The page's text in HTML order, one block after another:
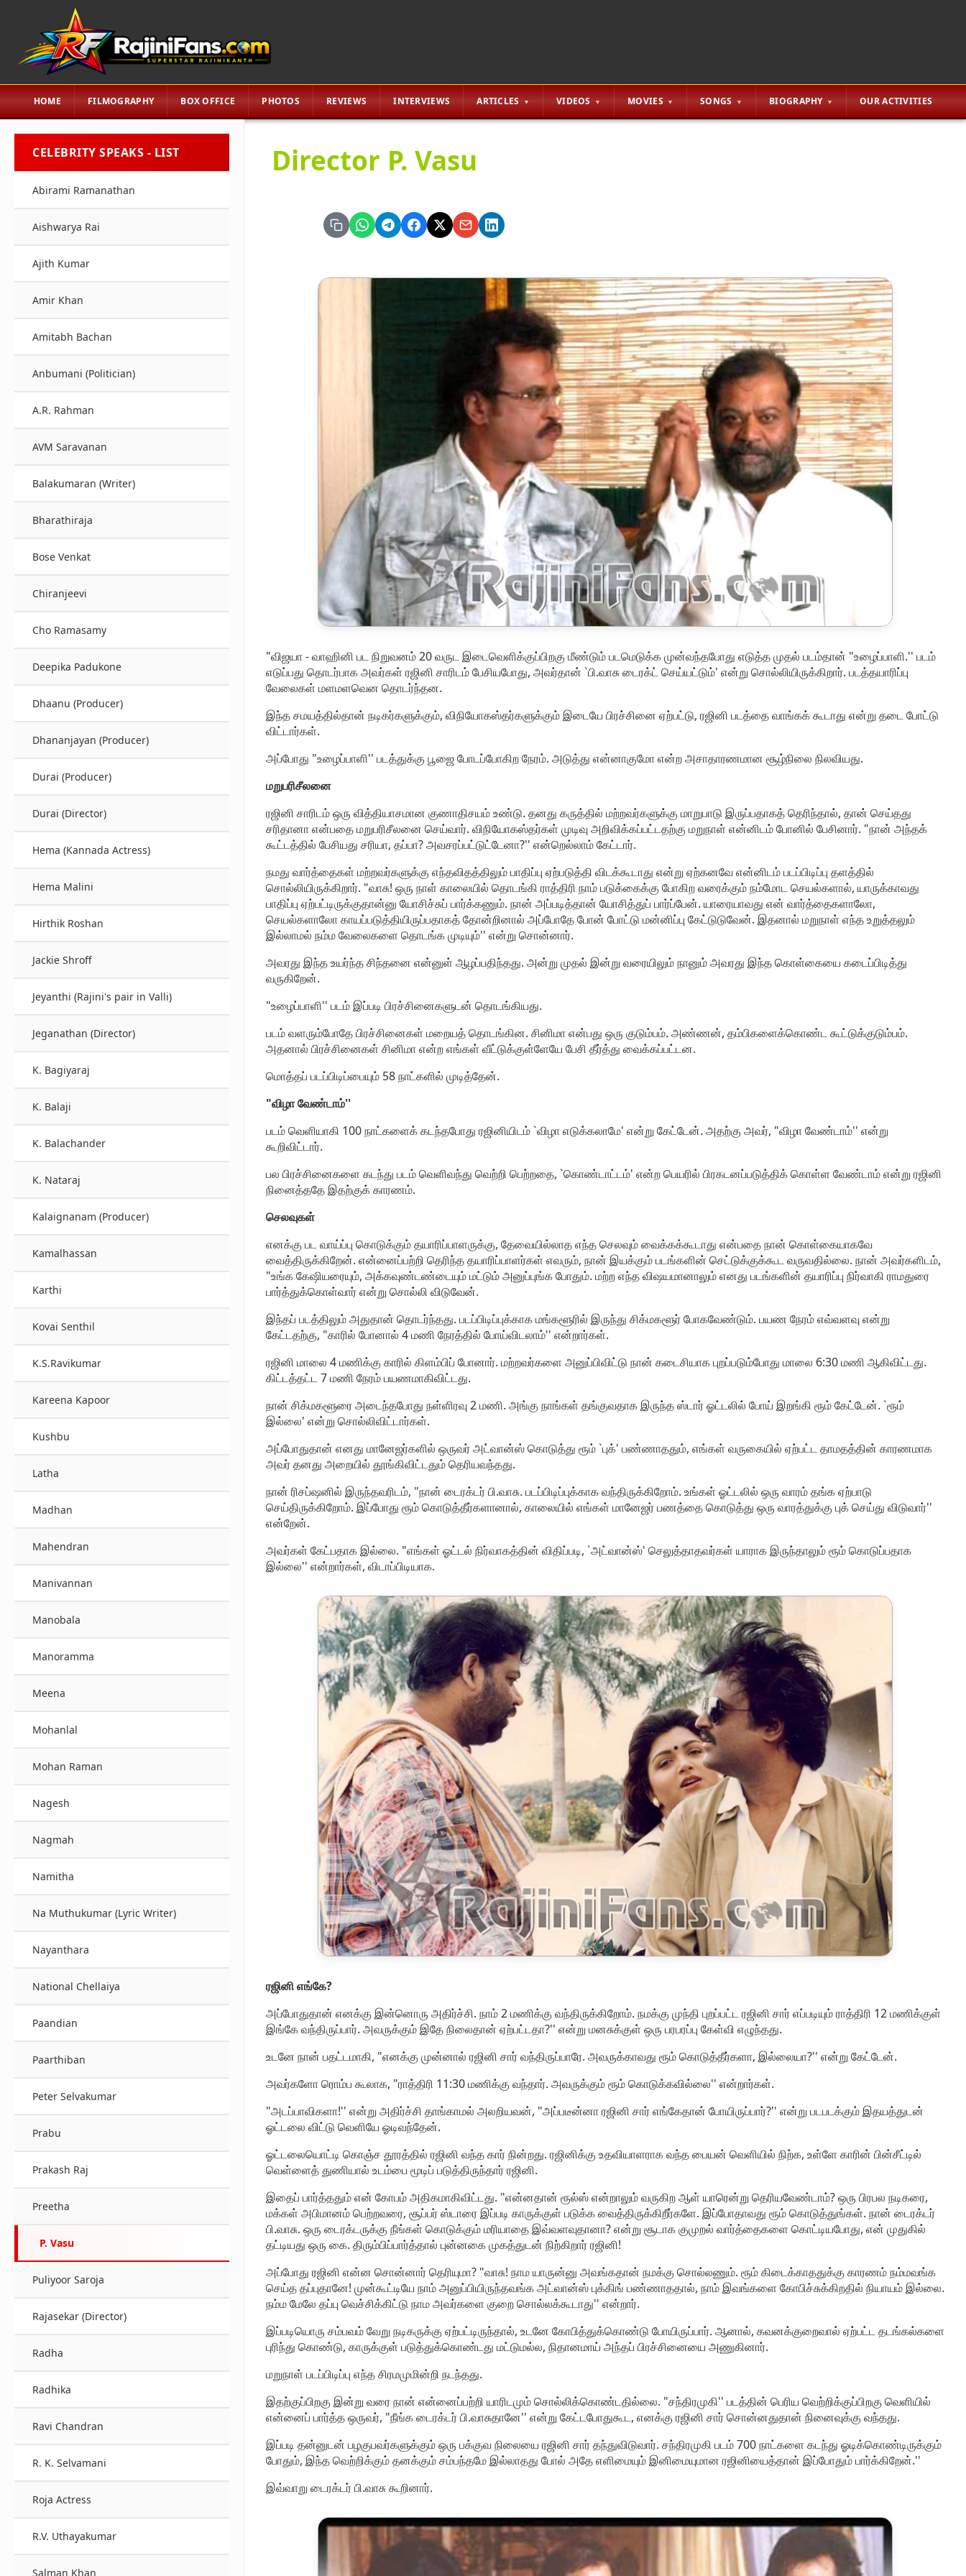
HOME FILMOGRAPHY BOX OFFICE PHOTOS REVIEWS INTERVIEWS ARTICLES VIDEOS MOVIES SONGS BIOGRAPHY OUR ACTIVITIES
CELEBRITY SPEAKS - LIST
Abirami Ramanathan
Aishwarya Rai
Ajith Kumar
Amir Khan
Amitabh Bachan
Anbumani (Politician)
A.R. Rahman
AVM Saravanan
Balakumaran (Writer)
Bharathiraja
Bose Venkat
Chiranjeevi
Cho Ramasamy
Deepika Padukone
Dhaanu (Producer)
Dhananjayan (Producer)
Durai (Producer)
Durai (Director)
Hema (Kannada Actress)
Hema Malini
Hirthik Roshan
Jackie Shroff
Jeyanthi (Rajini's pair in Valli)
Jeganathan (Director)
K. Bagiyaraj
K. Balaji
K. Balachander
K. Nataraj
Kalaignanam (Producer)
Kamalhassan
Karthi
Kovai Senthil
K.S.Ravikumar
Kareena Kapoor
Kushbu
Latha
Madhan
Mahendran
Manivannan
Manobala
Manoramma
Meena
Mohanlal
Mohan Raman
Nagesh
Nagmah
Namitha
Na Muthukumar (Lyric Writer)
Nayanthara
National Chellaiya
Paandian
Paarthiban
Peter Selvakumar
Prabu
Prakash Raj
Preetha
P. Vasu
Puliyoor Saroja
Rajasekar (Director)
Radha
Radhika
Ravi Chandran
R. K. Selvamani
Roja Actress
R.V. Uthayakumar
Salman Khan
Director P. Vasu
"விஜயா - வாஹினி பட நிறுவனம் 20 வருட இடைவெளிக்குப்பிறகு மீண்டும் படமெடுக்க முன்வந்தபோது எடுத்த முதல் படம்தான் "உழைப்பாளி.'' படம்
எடுப்பது தொடர்பாக அவர்கள் ரஜினி சாரிடம் பேசியபோது, அவர்தான் `பி.வாசு டைரக்ட் செய்யட்டும்' என்று சொல்லியிருக்கிறார். படத்தயாரிப்பு
வேலைகள் மளமளவென தொடர்ந்தன.
இந்த சமயத்தில்தான் நடிகர்களுக்கும், விநியோகஸ்தர்களுக்கும் இடையே பிரச்சினை ஏற்பட்டு, ரஜினி படத்தை வாங்கக் கூடாது என்று தடை போட்டு
விட்டார்கள்.
அப்போது "உழைப்பாளி'' படத்துக்கு பூஜை போடப்போகிற நேரம். அடுத்து என்னாகுமோ என்ற அசாதாரணமான சூழ்நிலை நிலவியது.
மறுபரிசீலனை
ரஜினி சாரிடம் ஒரு வித்தியாசமான குணாதிசயம் உண்டு. தனது கருத்தில் மற்றவர்களுக்கு மாறுபாடு இருப்பதாகத் தெரிந்தால், தான் செய்தது
சரிதானா என்பதை மறுபரிசீலனை செய்வார். விநியோகஸ்தர்கள் முடிவு அறிவிக்கப்பட்டதற்கு மறுநாள் என்னிடம் போனில் பேசினார். "நான் அந்தக்
கூட்டத்தில் பேசியது சரியா, தப்பா? அவசரப்பட்டுட்டேனா?'' என்றெல்லாம் கேட்டார்.
நமது வார்த்தைகள் மற்றவர்களுக்கு எந்தவிதத்திலும் பாதிப்பு ஏற்படுத்தி விடக்கூடாது என்று ஏற்கனவே என்னிடம் படப்பிடிப்பு தளத்தில்
சொல்லியிருக்கிறார். "வாசு! ஒரு நாள் காலையில் தொடங்கி ராத்திரி நாம் படுக்கைக்கு போகிற வரைக்கும் நம்மோட செயல்களால், யாருக்காவது
பாதிப்பு ஏற்பட்டிருக்குதான்னு யோசிச்சுப் பார்க்கணும். நான் அப்படித்தான் யோசித்துப் பார்ப்பேன். யாரையாவது என் வார்த்தைகளாலோ,
செயல்களாலோ காயப்படுத்தியிருப்பதாகத் தோன்றினால் அப்போதே போன் போட்டு மன்னிப்பு கேட்டுடுவேன். இதனால் மறுநாள் எந்த உறுத்தலும்
இல்லாமல் நம்ம வேலைகளை தொடங்க முடியும்'' என்று சொன்னார்.
அவரது இந்த உயர்ந்த சிந்தனை என்னுள் ஆழப்பதிந்தது. அன்று முதல் இன்று வரையிலும் நானும் அவரது இந்த கொள்கையை கடைப்பிடித்து
வருகிறேன்.
"உழைப்பாளி'' படம் இப்படி பிரச்சினைகளுடன் தொடங்கியது.
படம் வளரும்போதே பிரச்சினைகள் மறையத் தொடங்கின. சினிமா என்பது ஒரு குடும்பம். அண்ணன், தம்பிகளைக்கொண்ட கூட்டுக்குடும்பம்.
அதனால் பிரச்சினைகள் சினிமா என்ற எங்கள் வீட்டுக்குள்ளேயே பேசி தீர்த்து வைக்கப்பட்டன.
மொத்தப் படப்பிடிப்பையும் 58 நாட்களில் முடித்தேன்.
"விழா வேண்டாம்''
படம் வெளியாகி 100 நாட்களைக் கடந்தபோது ரஜினியிடம் `விழா எடுக்கலாமே' என்று கேட்டேன். அதற்கு அவர், "விழா வேண்டாம்'' என்று
கூறிவிட்டார்.
பல பிரச்சினைகளை கடந்து படம் வெளிவந்து வெற்றி பெற்றதை, `கொண்டாட்டம்' என்ற பெயரில் பிரகடனப்படுத்திக் கொள்ள வேண்டாம் என்று ரஜினி
நினைத்ததே இதற்குக் காரணம்.
செலவுகள்
எனக்கு பட வாய்ப்பு கொடுக்கும் தயாரிப்பாளருக்கு, தேவையில்லாத எந்த செலவும் வைக்கக்கூடாது என்பதை நான் கொள்கையாகவே
வைத்திருக்கிறேன். என்னைப்பற்றி தெரிந்த தயாரிப்பாளர்கள் எவரும், நான் இயக்கும் படங்களின் செட்டுக்குக்கூட வருவதில்லை. நான் அவர்களிடம்,
"உங்க கேஷியரையும், அக்கவுண்டண்டையும் மட்டும் அனுப்புங்க போதும். மற்ற எந்த விஷயமானாலும் எனது படங்களின் தயாரிப்பு நிர்வாகி ராமதுரை
பார்த்துக்கொள்வார் என்று சொல்லி விடுவேன்.
இந்தப் படத்திலும் அதுதான் தொடர்ந்தது. படப்பிடிப்புக்காக மங்களூரில் இருந்து சிக்மகளூர் போகவேண்டும். பயண நேரம் எவ்வளவு என்று
கேட்டதற்கு, "காரில் போனால் 4 மணி நேரத்தில் போய்விடலாம்'' என்றார்கள்.
ரஜினி மாலை 4 மணிக்கு காரில் கிளம்பிப் போனார். மற்றவர்களை அனுப்பிவிட்டு நான் கடைசியாக புறப்படும்போது மாலை 6:30 மணி ஆகிவிட்டது.
கிட்டத்தட்ட 7 மணி நேரம் பயணமாகிவிட்டது.
நான் சிக்மகளூரை அடைந்தபோது நள்ளிரவு 2 மணி. அங்கு நாங்கள் தங்குவதாக இருந்த ஸ்டார் ஓட்டலில் போய் இறங்கி ரூம் கேட்டேன். `ரூம்
இல்லை' என்று சொல்லிவிட்டார்கள்.
அப்போதுதான் எனது மானேஜர்களில் ஒருவர் அட்வான்ஸ் கொடுத்து ரூம் `புக்' பண்ணாததும், எங்கள் வருகையில் ஏற்பட்ட தாமதத்தின் காரணமாக
அவர் தனது அறையில் தூங்கிவிட்டதும் தெரியவந்தது.
நான் ரிசப்ஷனில் இருந்தவரிடம், "நான் டைரக்டர் பி.வாசு. படப்பிடிப்புக்காக வந்திருக்கிறோம். உங்கள் ஓட்டலில் ஒரு வாரம் தங்க ஏற்பாடு
செய்திருக்கிறோம். இப்போது ரூம் கொடுத்தீர்களானால், காலையில் எங்கள் மானேஜர் பணத்தை கொடுத்து ஒரு வாரத்துக்கு புக் செய்து விடுவார்''
என்றேன்.
அவர்கள் கேட்பதாக இல்லை. "எங்கள் ஓட்டல் நிர்வாகத்தின் விதிப்படி, `அட்வான்ஸ்' செலுத்தாதவர்கள் யாராக இருந்தாலும் ரூம் கொடுப்பதாக
இல்லை'' என்றார்கள், விடாப்பிடியாக.
ரஜினி எங்கே?
அப்போதுதான் எனக்கு இன்னொரு அதிர்ச்சி. நாம் 2 மணிக்கு வந்திருக்கிறோம். நமக்கு முந்தி புறப்பட்ட ரஜினி சார் எப்படியும் ராத்திரி 12 மணிக்குள்
இங்கே வந்திருப்பார். அவருக்கும் இதே நிலைதான் ஏற்பட்டதா?'' என்று மனசுக்குள் ஒரு பரபரப்பு கேள்வி எழுந்தது.
உடனே நான் பதட்டமாகி, "எனக்கு முன்னால் ரஜினி சார் வந்திருப்பாரே. அவருக்காவது ரூம் கொடுத்தீர்களா, இல்லையா?'' என்று கேட்டேன்.
அவர்களோ ரொம்ப கூலாக, "ராத்திரி 11:30 மணிக்கு வந்தார். அவருக்கும் ரூம் கொடுக்கவில்லை'' என்றார்கள்.
"அடப்பாவிகளா!'' என்று அதிர்ச்சி தாங்காமல் அலறியவன், "அப்படீன்னா ரஜினி சார் எங்கேதான் போயிருப்பார்?'' என்று படபடக்கும் இதயத்துடன்
ஓட்டலை விட்டு வெளியே ஓடிவந்தேன்.
ஓட்டலையொட்டி கொஞ்ச தூரத்தில் ரஜினி வந்த கார் நின்றது. ரஜினிக்கு உதவியாளராக வந்த பையன் வெளியில் நிற்க, உள்ளே காரின் பின்சீட்டில்
வெள்ளைத் துணியால் உடம்பை மூடிப் படுத்திருந்தார் ரஜினி.
இதைப் பார்த்ததும் என் கோபம் அதிகமாகிவிட்டது. "என்னதான் ரூல்ஸ் என்றாலும் வருகிற ஆள் யாரென்று தெரியவேண்டாம்? ஒரு பிரபல நடிகரை,
மக்கள் அபிமானம் பெற்றவரை, சூப்பர் ஸ்டாரை இப்படி காருக்குள் படுக்க வைத்திருக்கிறீர்களே. இப்போதாவது ரூம் கொடுத்துங்கள். நான் டைரக்டர்
பி.வாசு. ஒரு டைரக்டருக்கு நீங்கள் கொடுக்கும் மரியாதை இவ்வளவுதானா? என்று சூடாக குமுறல் வார்த்தைகளை கொட்டியபோது, என் முதுகில்
தட்டியது ஒரு கை. திரும்பிப்பார்த்தால் புன்னகை முகத்துடன் நிற்கிறார் ரஜினி!
அப்போது ரஜினி என்ன சொன்னார் தெரியுமா? "வாசு! நாம யாருன்னு அவங்கதான் நமக்கு சொல்லணும். ரூம் கிடைக்காததுக்கு காரணம் நம்மவங்க
செய்த தப்புதானே! முன்கூட்டியே நாம் அனுப்பியிருந்தவங்க அட்வான்ஸ் புக்கிங் பண்ணாததால், நாம் இவங்களை கோபிச்சுக்கிறதில் நியாயம் இல்லை.
நம்ம மேலே தப்பு வெச்சிக்கிட்டு நாம அவர்களை குறை சொல்லக்கூடாது'' என்றார்.
இப்படியொரு சம்பவம் வேறு நடிகருக்கு ஏற்பட்டிருந்தால், உடனே கோபித்துக்கொண்டு போயிருப்பார். ஆனால், கவனக்குறைவால் ஏற்பட்ட தடங்கல்களை
புரிந்து கொண்டு, காருக்குள் படுத்துக்கொண்டது மட்டுமல்ல, நிதானமாய் அந்தப் பிரச்சினையை அணுகினார்.
மறுநாள் படப்பிடிப்பு எந்த சிரமமுமின்றி நடந்தது.
இதற்குப்பிறகு இன்று வரை நான் என்னைப்பற்றி யாரிடமும் சொல்லிக்கொண்டதில்லை. "சந்திரமுகி'' படத்தின் பெரிய வெற்றிக்குப்பிறகு வெளியில்
என்னைப் பார்த்த ஒருவர், "நீங்க டைரக்டர் பி.வாசுதானே'' என்று கேட்டபோதுகூட, எனக்கு ரஜினி சார் சொன்னதுதான் நினைவுக்கு வந்தது.
இப்படி தன்னுடன் பழகுபவர்களுக்கும் ஒரு பக்குவ நிலையை ரஜினி சார் தந்துவிடுவார். சந்திரமுகி படம் 700 நாட்களை கடந்து ஓடிக்கொண்டிருக்கும்
போதும், இந்த வெற்றிக்கும் தனக்கும் சம்பந்தமே இல்லாதது போல் அதே எளிமையும் இனிமையுமான ரஜினியைத்தான் இப்போதும் பார்க்கிறேன்.''
இவ்வாறு டைரக்டர் பி.வாசு கூறினார்.